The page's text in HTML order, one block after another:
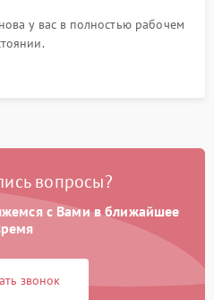
у вас в полностью рабочем
вопросы?
с Вами в ближайшее
звонок